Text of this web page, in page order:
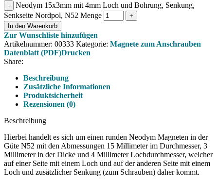
Neodym 15x3mm mit 4mm Loch und Bohrung, Senkung,
Senkseite Nordpol, N52 Menge
In den Warenkorb
Zur Wunschliste hinzufügen
Artikelnummer: 00333 Kategorie: Magnete zum Anschrauben
Datenblatt (PDF)Drucken
Share:
Beschreibung
Zusätzliche Informationen
Produktsicherheit
Rezensionen (0)
Beschreibung
Hierbei handelt es sich um einen runden Neodym Magneten in der
Güte N52 mit den Abmessungen 15 Millimeter im Durchmesser, 3
Millimeter in der Dicke und 4 Millimeter Lochdurchmesser, welcher
auf einer Seite mit einem Loch und auf der anderen Seite mit einem
Loch und zusätzlicher Senkung (zum Schrauben) daher kommt.